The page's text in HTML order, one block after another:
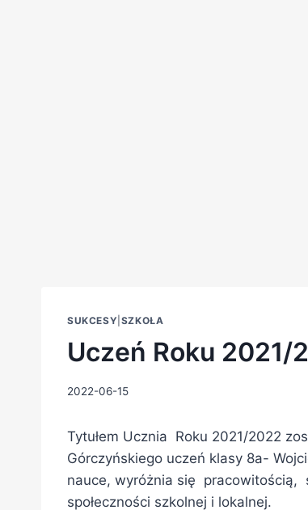
SUKCESY SZKOŁA
Uczeń Roku 2021/
2022-06-15
Tytułem Ucznia Roku 2021/2022
Górczyńskiego uczeń klasy 8a-
nauce, wyróżnia się pracowitością,
społeczności szkolnej i lokalnej.